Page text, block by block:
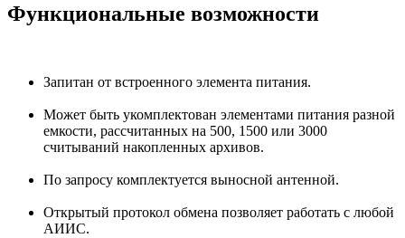
Функциональные возможности
Запитан от встроенного элемента питания.
Может быть укомплектован элементами питания разной
емкости, рассчитанных на 500, 1500 или 3000
считываний накопленных архивов.
По запросу комплектуется выносной антенной.
Открытый протокол обмена позволяет работать с любой
АИИС.